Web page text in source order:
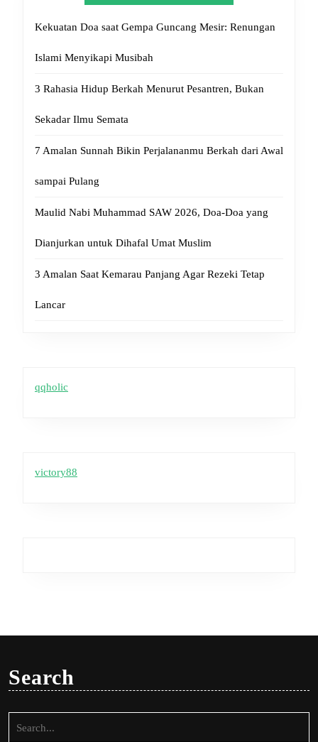
Kekuatan Doa saat Gempa Guncang Mesir: Renungan
Islami Menyikapi Musibah
3 Rahasia Hidup Berkah Menurut Pesantren, Bukan
Sekadar Ilmu Semata
7 Amalan Sunnah Bikin Perjalananmu Berkah dari Awal
sampai Pulang
Maulid Nabi Muhammad SAW 2026, Doa-Doa yang
Dianjurkan untuk Dihafal Umat Muslim
3 Amalan Saat Kemarau Panjang Agar Rezeki Tetap
Lancar
qqholic
victory88
Search
for: